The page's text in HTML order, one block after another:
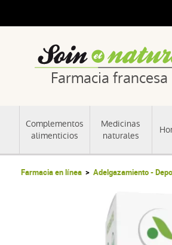
Farmacia francesa
Complementos
alimenticios
Medicinas
naturales
Farmacia en línea Adelgazamiento -